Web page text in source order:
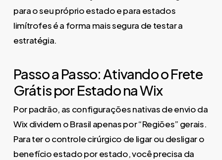
para o seu próprio estado e para estados
limítrofes é a forma mais segura de testar a
estratégia.
Passo a Passo: Ativando o Frete
Grátis por Estado na Wix
Por padrão, as configurações nativas de envio da
Wix dividem o Brasil apenas por “Regiões” gerais.
Para ter o controle cirúrgico de ligar ou desligar o
benefício estado por estado, você precisa da